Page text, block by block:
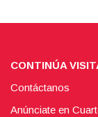
CONTINÚA
Contáctanos
Anúnciate en